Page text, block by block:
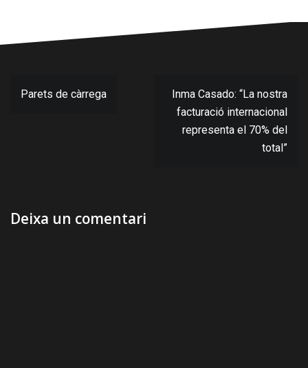
Navegació
Parets de càrrega
Inma Casado: “La nostra
facturació internacional
representa el 70% del
total”
Deixa un comentari